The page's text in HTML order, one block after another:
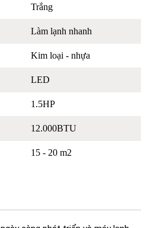
Trắng
Làm lạnh nhanh
Kim loại - nhựa
LED
1.5HP
12.000BTU
15 - 20 m2